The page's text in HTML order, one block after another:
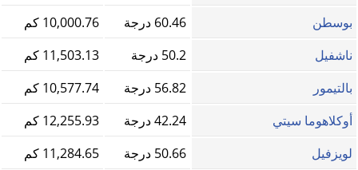
بوسطن
60.46 درجة
10,000.76 كم
ناشفيل
50.2 درجة
11,503.13 كم
بالتيمور
56.82 درجة
10,577.74 كم
أوكلاهوما سيتي
42.24 درجة
12,255.93 كم
لويزفيل
50.66 درجة
11,284.65 كم